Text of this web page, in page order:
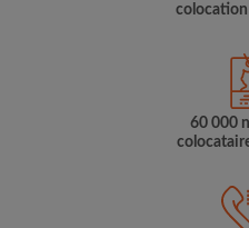
colocation
60 000